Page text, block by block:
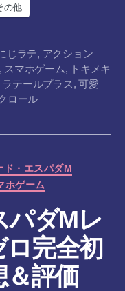
の他
じラテ, アクション
スマホゲーム, トキメキ
ラテールプラス ,可愛
ロール
ド・エスパダM
ホゲーム
パダMレ
完全初
＆評価
作
: